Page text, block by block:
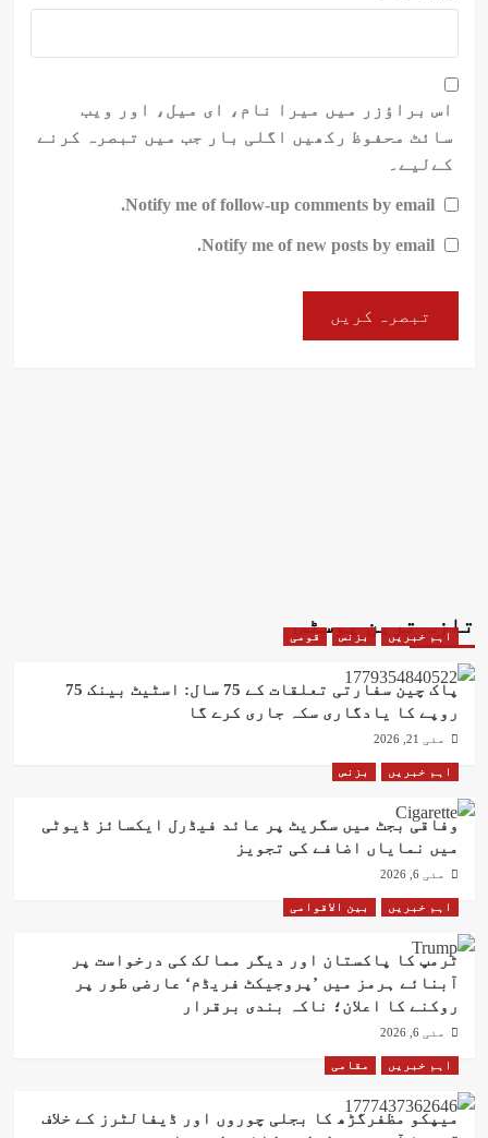
اس براؤزر میں میرا نام، ای میل، اور ویب
سائٹ محفوظ رکھیں اگلی بار جب میں تبصرہ کرنے
کےلیے۔
Notify me of follow-up comments by email.
Notify me of new posts by email.
تازہ ترین پوسٹس
اہم خبریں بزنس قومی
پاک چین سفارتی تعلقات کے 75 سال: اسٹیٹ بینک 75
روپے کا یادگاری سکہ جاری کرے گا
مئی 21, 2026
اہم خبریں بزنس
وفاقی بجٹ میں سگریٹ پر عائد فیڈرل ایکسائز ڈیوٹی
میں نمایاں اضافے کی تجویز
مئی 6, 2026
اہم خبریں بین الاقوامی
ٹرمپ کا پاکستان اور دیگر ممالک کی درخواست پر
آبنائے ہرمز میں ’پروجیکٹ فریڈم‘ عارضی طور پر
روکنے کا اعلان؛ ناکہ بندی برقرار
مئی 6, 2026
اہم خبریں مقامی
میپکو مظفرگڑھ کا بجلی چوروں اور ڈیفالٹرز کے خلاف